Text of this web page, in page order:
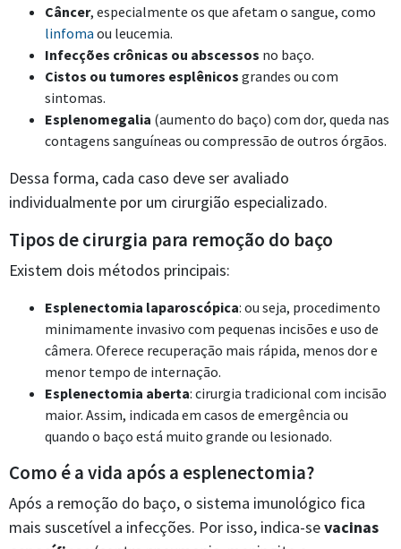
Câncer, especialmente os que afetam o sangue, como
linfoma ou leucemia.
Infecções crônicas ou abscessos no baço.
Cistos ou tumores esplênicos grandes ou com
sintomas.
Esplenomegalia (aumento do baço) com dor, queda nas
contagens sanguíneas ou compressão de outros órgãos.
Dessa forma, cada caso deve ser avaliado
individualmente por um cirurgião especializado.
Tipos de cirurgia para remoção do baço
Existem dois métodos principais:
Esplenectomia laparoscópica: ou seja, procedimento
minimamente invasivo com pequenas incisões e uso de
câmera. Oferece recuperação mais rápida, menos dor e
menor tempo de internação.
Esplenectomia aberta: cirurgia tradicional com incisão
maior. Assim, indicada em casos de emergência ou
quando o baço está muito grande ou lesionado.
Como é a vida após a esplenectomia?
Após a remoção do baço, o sistema imunológico fica
mais suscetível a infecções. Por isso, indica-sevacinas